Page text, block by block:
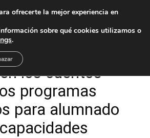
los cuentos
programas
para alumnado
ofrecerte la mejor experiencia en
sobre qué cookies utilizamos o
.